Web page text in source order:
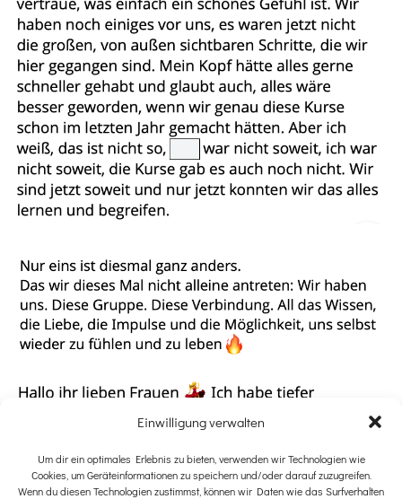
Einwilligung verwalten
Um dir ein optimales Erlebnis zu bieten, verwenden wir Technologien wie
Cookies, um Geräteinformationen zu speichern und/oder darauf zuzugreifen.
Wenn du diesen Technologien zustimmst, können wir Daten wie das Surfverhalten